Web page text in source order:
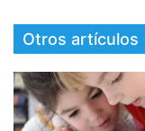
Otros artículos